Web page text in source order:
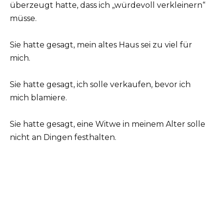
überzeugt hatte, dass ich „würdevoll verkleinern“
müsse.
Sie hatte gesagt, mein altes Haus sei zu viel für
mich.
Sie hatte gesagt, ich solle verkaufen, bevor ich
mich blamiere.
Sie hatte gesagt, eine Witwe in meinem Alter solle
nicht an Dingen festhalten.